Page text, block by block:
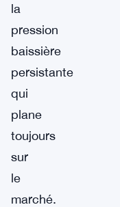
la
pression
baissière
persistante
qui
plane
toujours
sur
le
marché.